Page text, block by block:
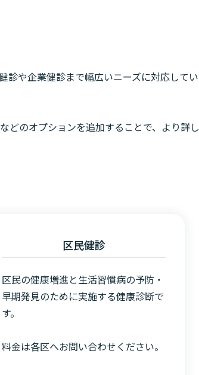
診や企業健診まで幅広いニーズに対応してい
どのオプションを追加することで、より詳し
区民健診
区民の健康増進と生活習慣病の予防・
早期発見のために実施する健康診断で
す。
料金は各区へお問い合わせください。